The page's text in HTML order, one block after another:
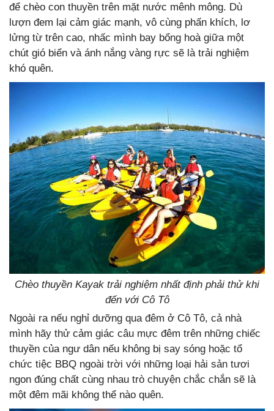
để chèo con thuyền trên mặt nước mênh mông. Dù
lượn đem lại cảm giác mạnh, vô cùng phấn khích, lơ
lửng từ trên cao, nhấc mình bay bổng hoà giữa một
chút gió biển và ánh nắng vàng rực sẽ là trải nghiệm
khó quên.
Chèo thuyền Kayak trải nghiệm nhất định phải thử khi
đến với Cô Tô
Ngoài ra nếu nghỉ dưỡng qua đêm ở Cô Tô, cả nhà
mình hãy thử cảm giác câu mực đêm trên những chiếc
thuyền của ngư dân nếu không bị say sóng hoặc tổ
chức tiệc BBQ ngoài trời với những loại hải sản tươi
ngon đúng chất cùng nhau trò chuyện chắc chắn sẽ là
một đêm mãi không thể nào quên.